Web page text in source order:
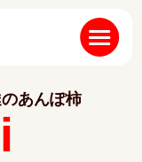
あんぽ柿